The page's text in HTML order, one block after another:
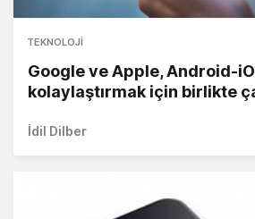
TEKNOLOJI
Google ve Apple, Android-
kolaylaştırmak için birlikte
İdil Dilber